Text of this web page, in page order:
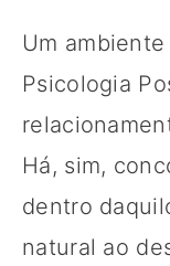
Um
Psicologia
Há, sim,
dentro
natural ao